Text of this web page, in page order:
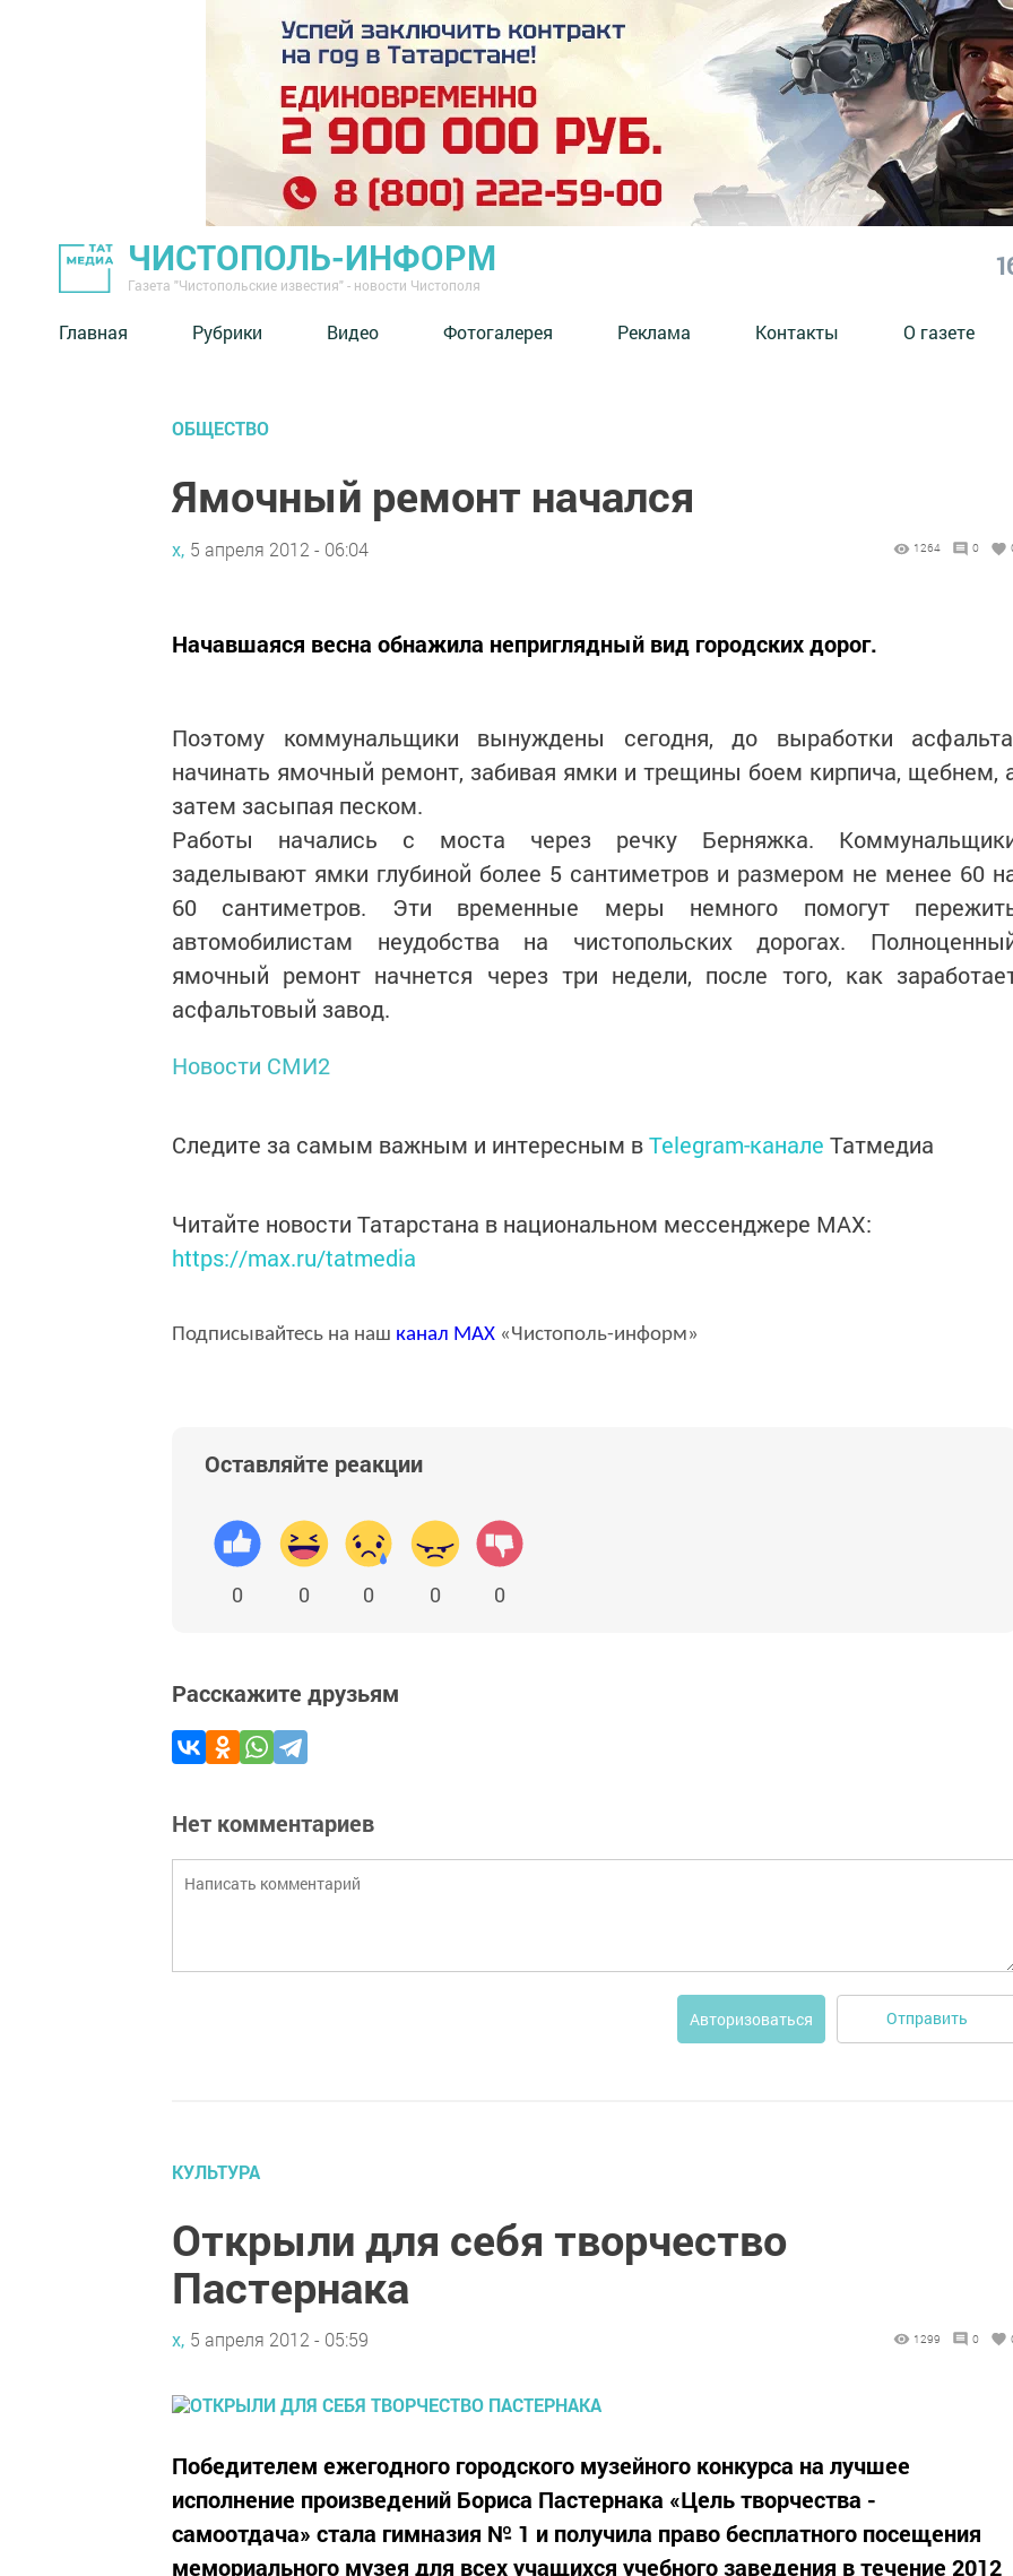
ЧИСТОПОЛЬ-ИНФОРМ
Газета "Чистопольские известия" - новости Чистополя
Главная Рубрики Видео Фотогалерея Реклама Контакты О газете
ОБЩЕСТВО
Ямочный ремонт начался
х, 5 апреля 2012 - 06:04 1264 0
Начавшаяся весна обнажила неприглядный вид городских дорог.
Поэтому коммунальщики вынуждены сегодня, до выработки
начинать ямочный ремонт, забивая ямки и трещины боем кирпича, щебнем,
затем засыпая песком.
Работы начались с моста через речку Берняжка.
заделывают ямки глубиной более 5 сантиметров и размером не менее 60
60 сантиметров. Эти временные меры немного помогут
автомобилистам неудобства на чистопольских дорогах.
ямочный ремонт начнется через три недели, после того, как
асфальтовый завод.
Новости СМИ2
Следите за самым важным и интересным вTelegram-канале Татмедиа
Читайте новости Татарстана в национальном мессенджере MАХ:
https://max.ru/tatmedia
Подписывайтесь на наш канал MAX «Чистополь-информ»
Оставляйте реакции
0 0 0 0 0
Расскажите друзьям
Нет комментариев
Авторизоваться Отправить
КУЛЬТУРА
Открыли для себя творчество
Пастернака
х, 5 апреля 2012 - 05:59 1299 0
Победителем ежегодного городского музейного конкурса на лучшее
исполнение произведений Бориса Пастернака «Цель творчества -
самоотдача» стала гимназия № 1 и получила право бесплатного посещения
мемориального музея для всех учащихся учебного заведения в течение 2012